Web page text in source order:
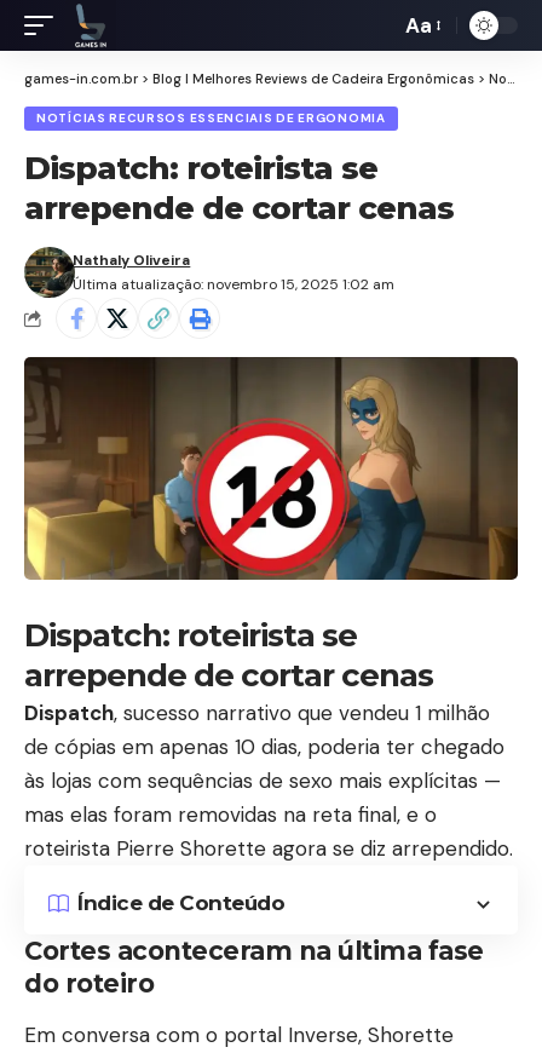
de
Aa
games-in.com.br > Blog I Melhores Reviews de Cadeira Ergonômicas > Notícias Recursos Essenciais de Ergonomia
NOTÍCIAS RECURSOS ESSENCIAIS DE ERGONOMIA
Dispatch: roteirista se
arrepende de cortar cenas
Última atualização: novembro 15, 2025 1:02 am
Nathaly Oliveira
Dispatch: roteirista se
arrepende de cortar cenas
Dispatch, sucesso narrativo que vendeu 1 milhão
de cópias em apenas 10 dias, poderia ter chegado
às lojas com sequências de sexo mais explícitas —
mas elas foram removidas na reta final, e o
roteirista Pierre Shorette agora se diz arrependido.
Índice de Conteúdo
Cortes aconteceram na última fase
do roteiro
Em conversa com o portal Inverse, Shorette